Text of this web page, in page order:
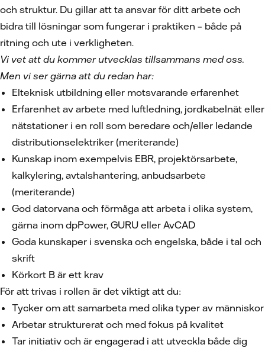
och struktur. Du gillar att ta ansvar för ditt arbete och
bidra till lösningar som fungerar i praktiken – både på
ritning och ute i verkligheten.
Vi vet att du kommer utvecklas tillsammans med oss.
Men vi ser gärna att du redan har:
Elteknisk utbildning eller motsvarande erfarenhet
Erfarenhet av arbete med luftledning, jordkabelnät eller
nätstationer i en roll som beredare och/eller ledande
distributionselektriker (meriterande)
Kunskap inom exempelvis EBR, projektörsarbete,
kalkylering, avtalshantering, anbudsarbete
(meriterande)
God datorvana och förmåga att arbeta i olika system,
gärna inom dpPower, GURU eller AvCAD
Goda kunskaper i svenska och engelska, både i tal och
skrift
Körkort B är ett krav
För att trivas i rollen är det viktigt att du:
Tycker om att samarbeta med olika typer av människor
Arbetar strukturerat och med fokus på kvalitet
Tar initiativ och är engagerad i att utveckla både dig